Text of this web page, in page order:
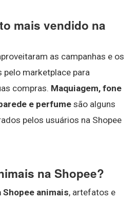
mais vendido na
as campanhas e os
marketplace para
compras. Maquiagem, fone
e perfume são alguns
pelos usuários na Shopee
na Shopee?
Shopee animais, artefatos e